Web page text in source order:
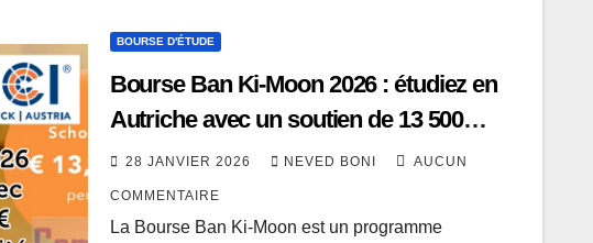
BOURSE D'ÉTUDE
Bourse Ban Ki-Moon 2026 : étudiez en
Autriche avec un soutien de 13 500
euros pour vos frais de scolarité
28 JANVIER 2026 NEVED BONI AUCUN
COMMENTAIRE
La Bourse Ban Ki-Moon est un programme